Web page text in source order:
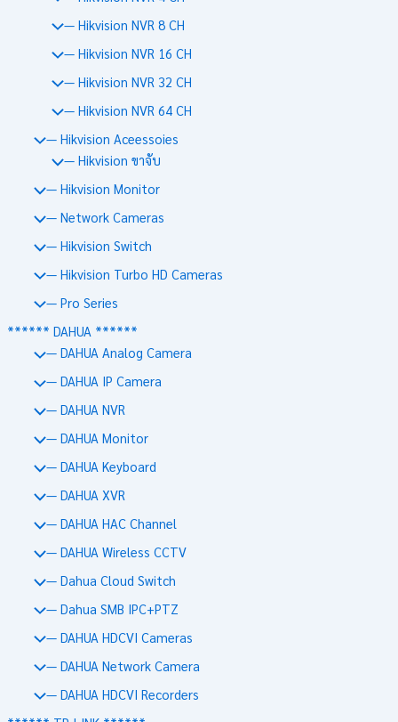
— Hikvision NVR 8 CH
— Hikvision NVR 16 CH
— Hikvision NVR 32 CH
— Hikvision NVR 64 CH
— Hikvision Aceessoies
— Hikvision ขาจับ
— Hikvision Monitor
— Network Cameras
— Hikvision Switch
— Hikvision Turbo HD Cameras
— Pro Series
****** DAHUA ******
— DAHUA Analog Camera
— DAHUA IP Camera
— DAHUA NVR
— DAHUA Monitor
— DAHUA Keyboard
— DAHUA XVR
— DAHUA HAC Channel
— DAHUA Wireless CCTV
— Dahua Cloud Switch
— Dahua SMB IPC+PTZ
— DAHUA HDCVI Cameras
— DAHUA Network Camera
— DAHUA HDCVI Recorders